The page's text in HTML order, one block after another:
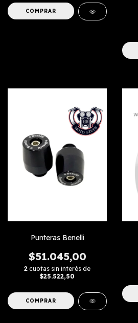
Punteras Benelli
$51.045,00
2 cuotas sin interés de
$25.522,50
COMPRAR